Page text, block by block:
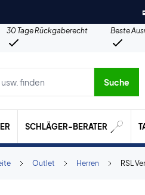
30 Tage Rückgaberecht
Beste
usw.
Suche
SCHLÄGER-BERATER
RSL
Herren
Outlet